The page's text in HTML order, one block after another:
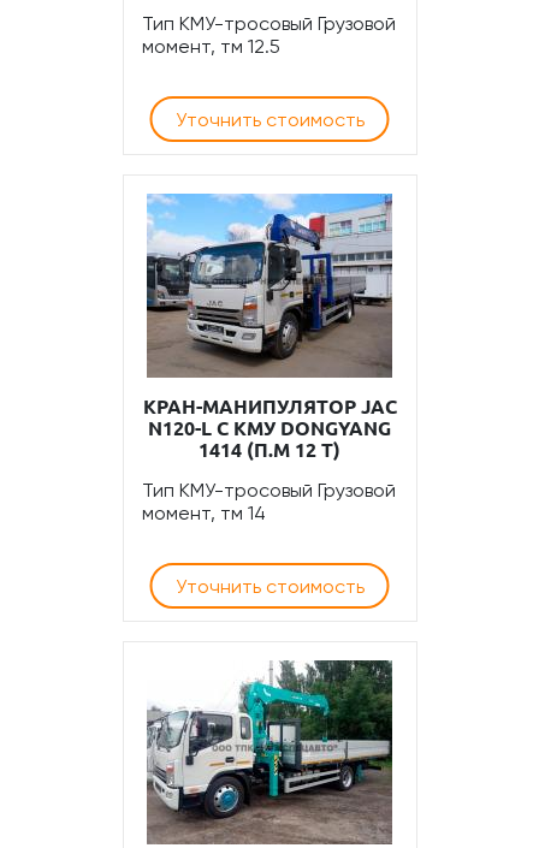
Тип КМУ-тросовый Грузовой
момент, тм 12.5
Уточнить стоимость
КРАН-МАНИПУЛЯТОР JAC
N120-L С КМУ DONGYANG
1414 (П.М 12 Т)
Тип КМУ-тросовый Грузовой
момент, тм 14
Уточнить стоимость